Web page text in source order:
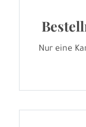
Nur eine